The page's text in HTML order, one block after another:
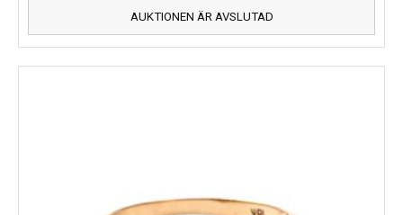
AUKTIONEN ÄR AVSLUTAD